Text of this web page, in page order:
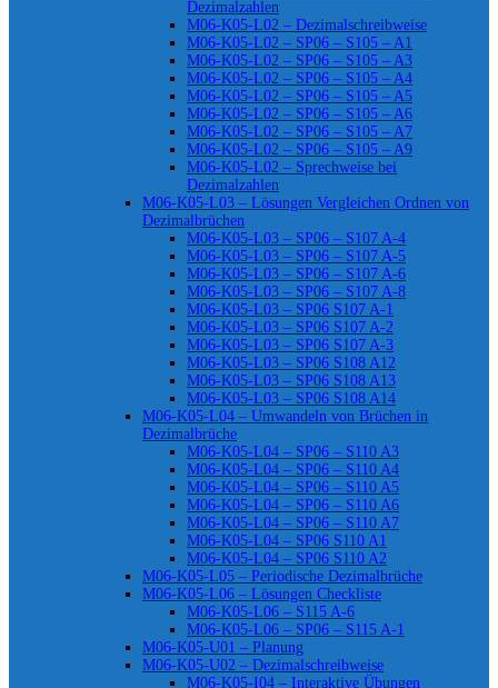
Dezimalzahlen
M06-K05-L02 – Dezimalschreibweise
M06-K05-L02 – SP06 – S105 – A1
M06-K05-L02 – SP06 – S105 – A3
M06-K05-L02 – SP06 – S105 – A4
M06-K05-L02 – SP06 – S105 – A5
M06-K05-L02 – SP06 – S105 – A6
M06-K05-L02 – SP06 – S105 – A7
M06-K05-L02 – SP06 – S105 – A9
M06-K05-L02 – Sprechweise bei
Dezimalzahlen
M06-K05-L03 – Lösungen Vergleichen Ordnen von
Dezimalbrüchen
M06-K05-L03 – SP06 – S107 A-4
M06-K05-L03 – SP06 – S107 A-5
M06-K05-L03 – SP06 – S107 A-6
M06-K05-L03 – SP06 – S107 A-8
M06-K05-L03 – SP06 S107 A-1
M06-K05-L03 – SP06 S107 A-2
M06-K05-L03 – SP06 S107 A-3
M06-K05-L03 – SP06 S108 A12
M06-K05-L03 – SP06 S108 A13
M06-K05-L03 – SP06 S108 A14
M06-K05-L04 – Umwandeln von Brüchen in
Dezimalbrüche
M06-K05-L04 – SP06 – S110 A3
M06-K05-L04 – SP06 – S110 A4
M06-K05-L04 – SP06 – S110 A5
M06-K05-L04 – SP06 – S110 A6
M06-K05-L04 – SP06 – S110 A7
M06-K05-L04 – SP06 S110 A1
M06-K05-L04 – SP06 S110 A2
M06-K05-L05 – Periodische Dezimalbrüche
M06-K05-L06 – Lösungen Checkliste
M06-K05-L06 – S115 A-6
M06-K05-L06 – SP06 – S115 A-1
M06-K05-U01 – Planung
M06-K05-U02 – Dezimalschreibweise
M06-K05-I04 – Interaktive Übungen